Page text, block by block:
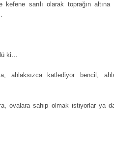
sarılı olarak toprağın altına
ki…
ahlaksızca katlediyor bencil,
ovalara sahip olmak istiyorlar ya